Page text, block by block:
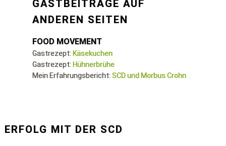
GASTBEITRÄGE AUF
ANDEREN SEITEN
FOOD MOVEMENT
Gastrezept: Käsekuchen
Gastrezept: Hühnerbrühe
Mein Erfahrungsbericht:SCD und Morbus Crohn
ERFOLG MIT DER SCD